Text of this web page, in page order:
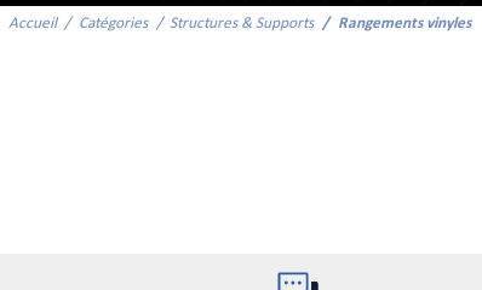
Accueil Catégories Structures & Supports Rangements vinyles